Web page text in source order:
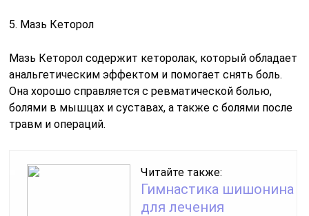
5. Мазь Кеторол
Мазь Кеторол содержит кеторолак, который обладает
анальгетическим эффектом и помогает снять боль.
Она хорошо справляется с ревматической болью,
болями в мышцах и суставах, а также с болями после
травм и операций.
Читайте также:
Гимнастика шишонина
для лечения